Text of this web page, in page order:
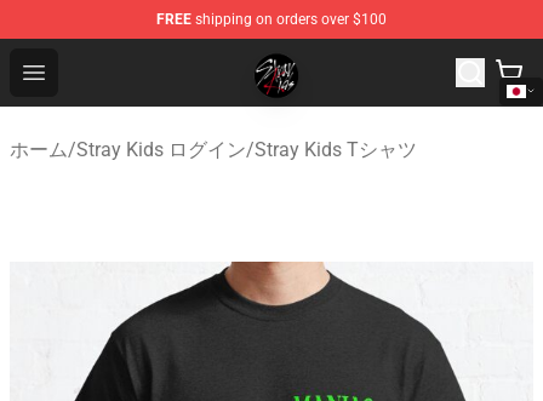
FREE shipping on orders over $100
Open menu
Stray Kids Shop - Official Stray Kids Merchandise Store
ホーム/Stray Kids ログイン/Stray Kids Tシャツ